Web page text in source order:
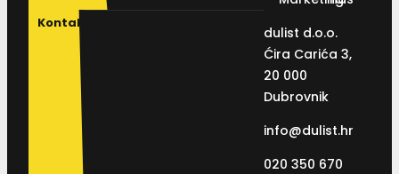
Kontakt
dulist d.o.o.
Ćira Carića 3,
20 000
Dubrovnik
info@dulist.hr
020 350 670